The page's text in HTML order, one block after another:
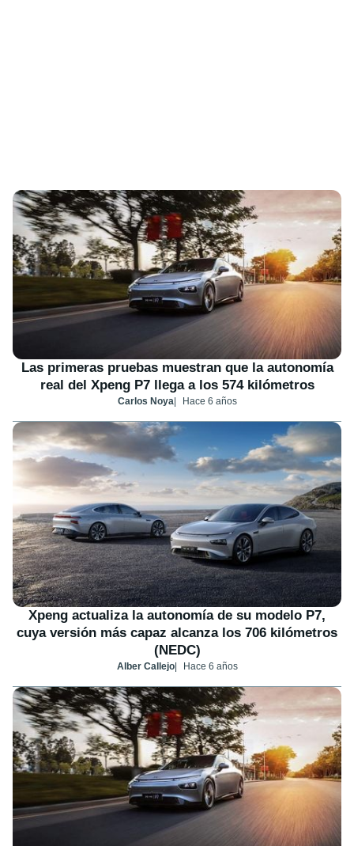
Las primeras pruebas muestran que la autonomía
real del Xpeng P7 llega a los 574 kilómetros
Carlos Noya Hace 6 años
Xpeng actualiza la autonomía de su modelo P7,
cuya versión más capaz alcanza los 706 kilómetros
(NEDC)
Alber Callejo Hace 6 años